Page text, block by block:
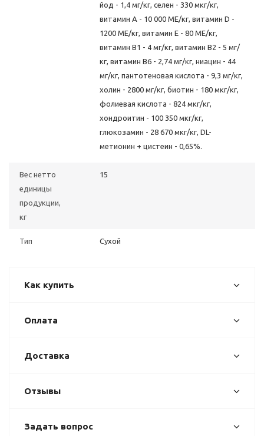
йод - 1,4 мг/кг, селен - 330 мкг/кг,
витамин А - 10 000 МЕ/кг, витамин D -
1200 МЕ/кг, витамин Е - 80 МЕ/кг,
витамин В1 - 4 мг/кг, витамин В2 - 5 мг/
кг, витамин B6 - 2,74 мг/кг, ниацин - 44
мг/кг, пантотеновая кислота - 9,3 мг/кг,
холин - 2800 мг/кг, биотин - 180 мкг/кг,
фолиевая кислота - 824 мкг/кг,
хондроитин - 100 350 мкг/кг,
глюкозамин - 28 670 мкг/кг, DL-
метионин + цистеин - 0,65%.
Вес нетто
единицы
продукции,
кг
15
Тип Сухой
Как купить
Оплата
Доставка
Отзывы
Задать вопрос